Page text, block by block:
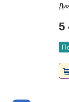
5